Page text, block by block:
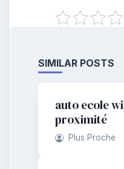
SIMILAR POSTS
auto ecole
proximité
Plus Proche